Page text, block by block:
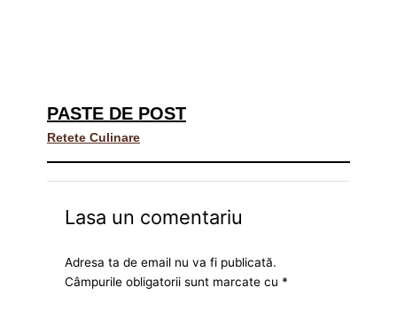
PASTE DE POST
Retete Culinare
Lasa un comentariu
Adresa ta de email nu va fi publicată.
Câmpurile obligatorii sunt marcate cu *